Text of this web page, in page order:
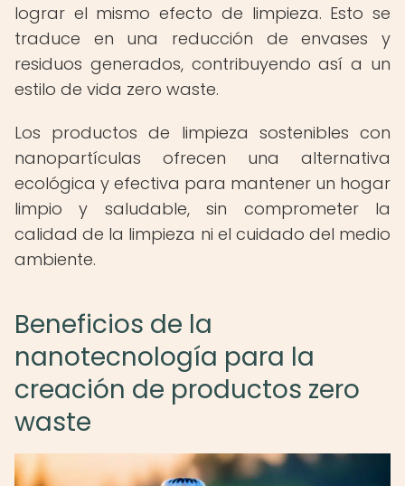
lograr el mismo efecto de limpieza. Esto se
traduce en una reducción de envases y
residuos generados, contribuyendo así a un
estilo de vida zero waste.
Los productos de limpieza sostenibles con
nanopartículas ofrecen una alternativa
ecológica y efectiva para mantener un hogar
limpio y saludable, sin comprometer la
calidad de la limpieza ni el cuidado del medio
ambiente.
Beneficios de la
nanotecnología para la
creación de productos zero
waste